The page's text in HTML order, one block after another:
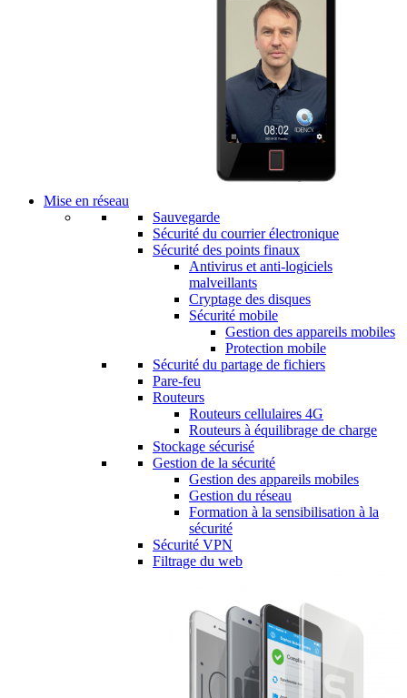
Mise en réseau
Sauvegarde
Sécurité du courrier électronique
Sécurité des points finaux
Antivirus et anti-logiciels
malveillants
Cryptage des disques
Sécurité mobile
Gestion des appareils mobiles
Protection mobile
Sécurité du partage de fichiers
Pare-feu
Routeurs
Routeurs cellulaires 4G
Routeurs à équilibrage de charge
Stockage sécurisé
Gestion de la sécurité
Gestion des appareils mobiles
Gestion du réseau
Formation à la sensibilisation à la
sécurité
Sécurité VPN
Filtrage du web